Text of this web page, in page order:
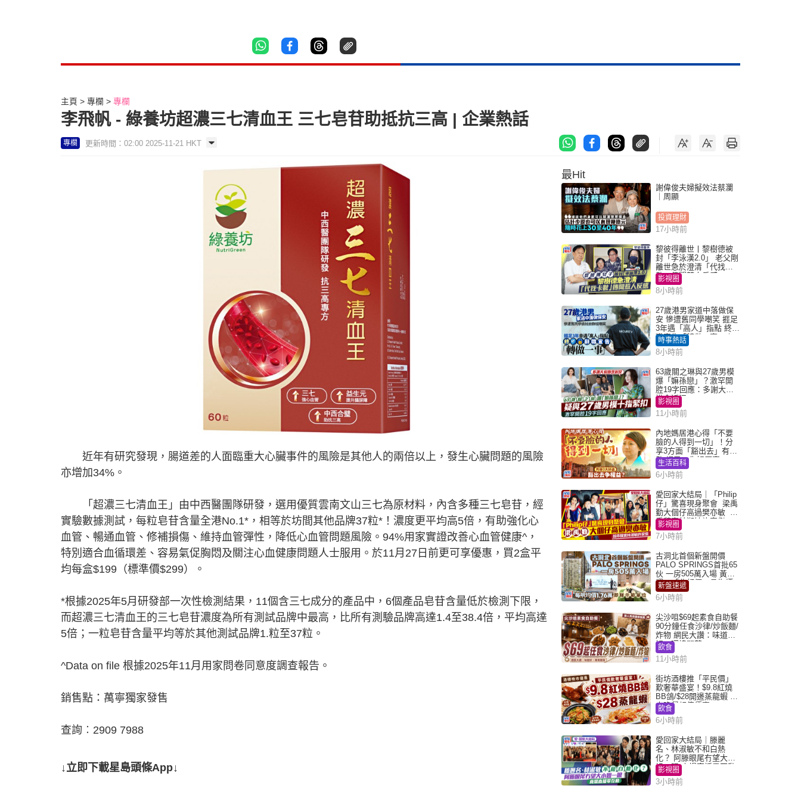
主頁 專欄 專欄
李飛帆 - 綠養坊超濃三七清血王 三七皂苷助抵抗三高 | 企業熱話
專欄 更新時間：02:00 2025-11-21 HKT
近年有研究發現，腸道差的人面臨重大心臟事件的風險是其他人的兩倍以上，發生心臟問題的風險
亦增加34%。
「超濃三七清血王」由中西醫團隊研發，選用優質雲南文山三七為原材料，內含多種三七皂苷，經
實驗數據測試，每粒皂苷含量全港No.1*，相等於坊間其他品牌37粒*！濃度更平均高5倍，有助強化心
血管、暢通血管、修補損傷、維持血管彈性，降低心血管問題風險。94%用家實證改善心血管健康^，
特別適合血循環差、容易氣促胸悶及關注心血健康問題人士服用。於11月27日前更可享優惠，買2盒平
均每盒$199（標準價$299）。
*根據2025年5月研發部一次性檢測結果，11個含三七成分的產品中，6個產品皂苷含量低於檢測下限，
而超濃三七清血王的三七皂苷濃度為所有測試品牌中最高，比所有測驗品牌高達1.4至38.4倍，平均高達
5倍；一粒皂苷含量平均等於其他測試品牌1.粒至37粒。
^Data on file 根據2025年11月用家問卷同意度調查報告。
銷售點：萬寧獨家發售
查詢︰2909 7988
↓立即下載星島頭條App↓
最Hit
謝偉俊夫婦擬效法蔡瀾
｜周顯
投資理財
17小時前
黎彼得離世丨黎樹德被
封「李泳漢2.0」 老父剛
離世急於澄清「代找卡
數」傳聞惹人反感
影視圈
8小時前
27歲港男家道中落做保
安 慘遭舊同學嘲笑 捱足
3年遇「高人」指點 終辭
職宣告「轉做一事」｜
Juicy叮
時事熱話
8小時前
63歲關之琳與27歲男模
爆「嫲孫戀」？激罕開
腔19字回應：多謝大家
掛念近況
影視圈
11小時前
內地媽居港心得「不要
臉的人得到一切」！分
享3方面「豁出去」有著
數 網民：你好厲害
生活百科
6小時前
愛回家大結局｜「Philip
仔」驚喜現身聚會 梁禹
勤大個仔高過樊亦敏 超
乖黐實林淑敏許家傑
影視圈
7小時前
古洞北首個新盤開價
PALO SPRINGS首批65
伙 一房505萬入場 黃光
耀：「北都價」具指標
作用
新盤速遞
6小時前
尖沙咀$69起素食自助餐
90分鐘任食沙律/炒飯麵/
炸物 網民大讚：味道
好，環境闊落
飲食
11小時前
街坊酒樓推「平民價」
歎奢華盛宴！$9.8紅燒
BB鴿/$28開邊蒸龍蝦 3
大晚餐超值優惠
飲食
6小時前
愛回家大結局｜滕麗
名、林淑敏不和白熱
化？ 阿滕眼尾冇望大小
姐一眼 商場直播零互動
影視圈
3小時前